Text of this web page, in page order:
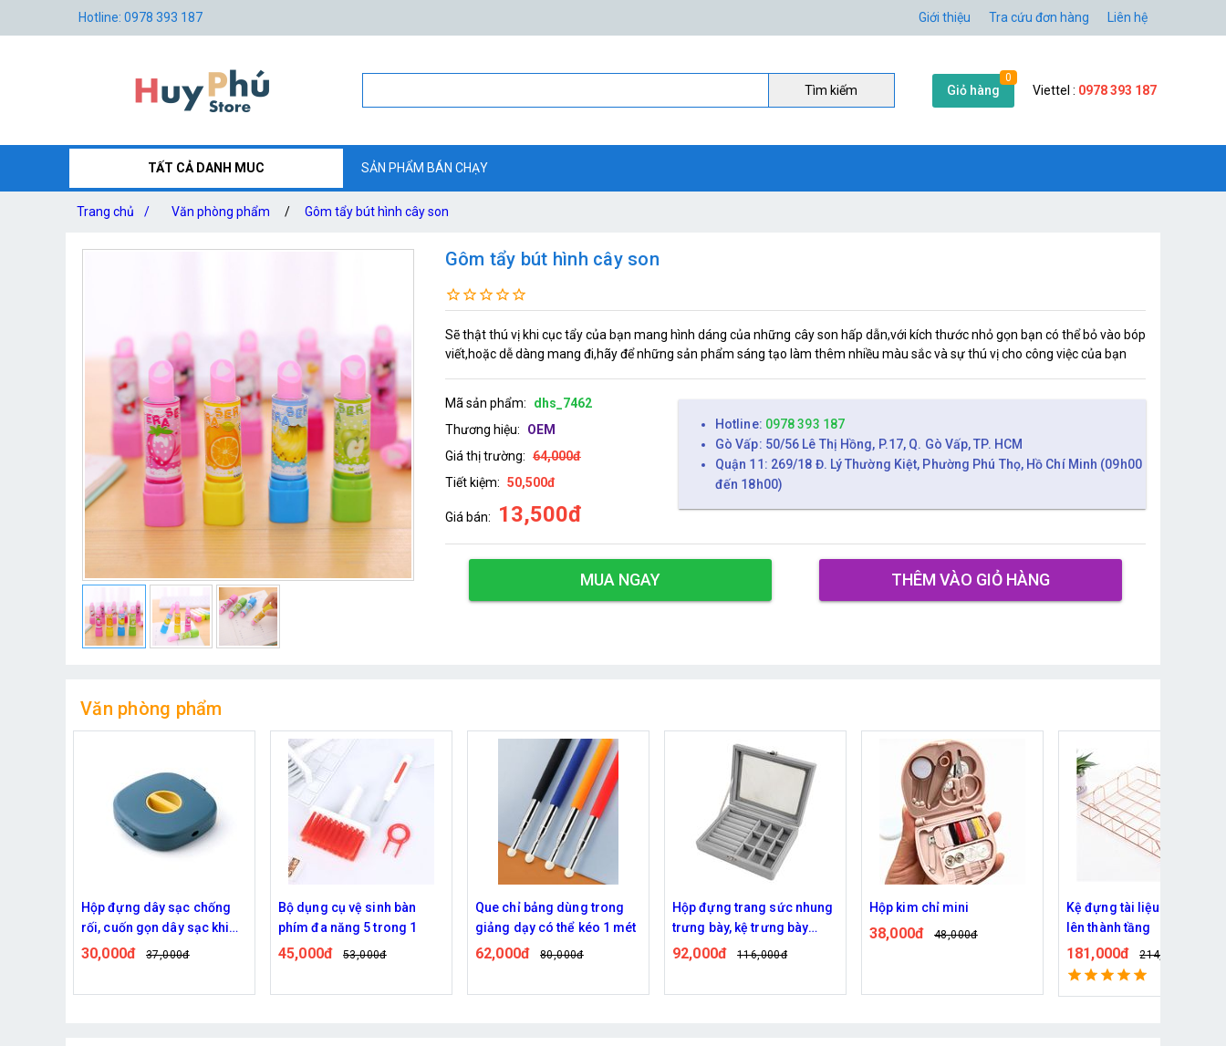
Hotline: 0978 393 187 Giới thiệu Tra cứu đơn hàng Liên hệ
Tìm kiếm Giỏ hàng
0
Viettel : 0978 393 187
TẤT CẢ DANH MUC SẢN PHẨM BÁN CHẠY
Trang chủ / Văn phòng phẩm / Gôm tẩy bút hình cây son
Gôm tẩy bút hình cây son
Sẽ thật thú vị khi cục tẩy của bạn mang hình dáng của những cây son hấp dẫn,với kích thước nhỏ gọn bạn có thể bỏ vào bóp
viết,hoặc dễ dàng mang đi,hãy để những sản phẩm sáng tạo làm thêm nhiều màu sắc và sự thú vị cho công việc của bạn
Mã sản phẩm:
dhs_7462
Thương hiệu:
OEM
Giá thị trường: 64,000đ
Tiết kiệm: 50,500đ
Giá bán: 13,500đ
Hotline: 0978 393 187
Gò Vấp: 50/56 Lê Thị Hồng, P.17, Q. Gò Vấp, TP. HCM
Quận 11: 269/18 Đ. Lý Thường Kiệt, Phường Phú Thọ, Hồ Chí Minh (09h00
đến 18h00)
MUA NGAY THÊM VÀO GIỎ HÀNG
Văn phòng phẩm
Bộ dụng cụ vệ sinh bàn
phím đa năng 5 trong 1
45,000đ 53,000đ
Que chỉ bảng dùng trong
giảng dạy có thể kéo 1 mét
62,000đ 80,000đ
Hộp đựng trang sức nhung
trưng bày, kệ trưng bày
nhẫn di động
92,000đ 116,000đ
Hộp kim chỉ mini
38,000đ 48,000đ
Kệ đựng tài liệu có thế xếp
lên thành tầng
Kệ đựng máy tính bàn
chuột
135,000đ 163,000đ
Đã bán: 154